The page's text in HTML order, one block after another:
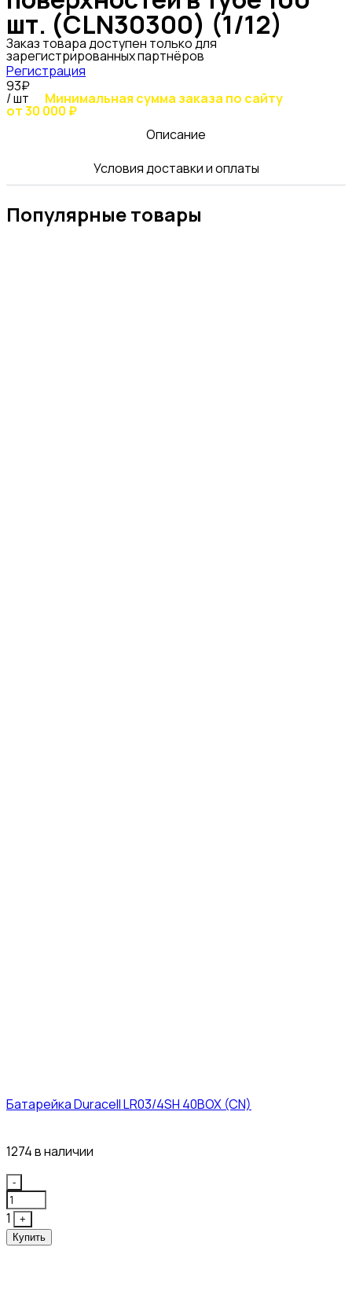
шт. (CLN30300) (1/12)
Заказ товара доступен только для
зарегистрированных партнёров
Регистрация
93₽
/ шт Минимальная сумма заказа по сайту
от 30 000 ₽
Описание
Условия доставки и оплаты
Популярные товары
Батарейка Duracell LR03/4SH 40BOX (CN)
1274 в наличии
Quantity
-
1
+
Купить